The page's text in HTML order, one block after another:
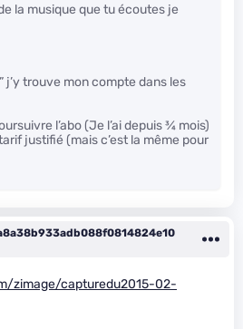
la musique que tu écoutes je
j’y trouve mon compte dans les
l’abo (Je l’ai depuis3⁄4 mois)
justifié (mais c’est la même pour
zimage/capturedu2015-02-